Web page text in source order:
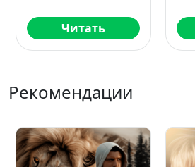
Читать
Рекомендации